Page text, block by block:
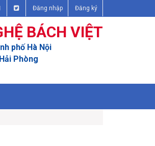
Đăng nhập Đăng ký
BÁCH VIỆT
phố Hà Nội
Phòng